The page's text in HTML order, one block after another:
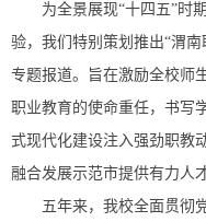
为全景展现“十四五”时
验，我们特别策划推出“渭
专题报道。旨在激励全校师
职业教育的使命重任，书写
式现代化建设注入强劲职教
融合发展示范市提供有力人
五年来，我校全面贯彻